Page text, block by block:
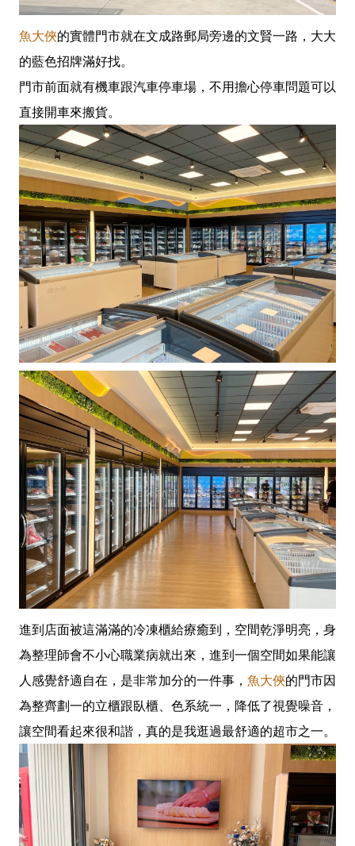
魚大俠的實體門市就在文成路郵局旁邊的文賢一路，大大
的藍色招牌滿好找。
門市前面就有機車跟汽車停車場，不用擔心停車問題可以
直接開車來搬貨。
進到店面被這滿滿的冷凍櫃給療癒到，空間乾淨明亮，身
為整理師會不小心職業病就出來，進到一個空間如果能讓
人感覺舒適自在，是非常加分的一件事， 魚大俠的門市因
為整齊劃一的立櫃跟臥櫃、色系統一，降低了視覺噪音，
讓空間看起來很和諧，真的是我逛過最舒適的超市之一。